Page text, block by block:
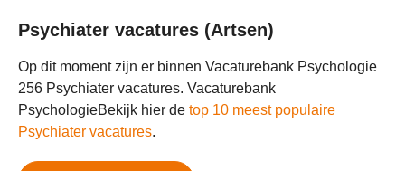
Psychiater vacatures (Artsen)
Op dit moment zijn er binnen Vacaturebank Psychologie
256 Psychiater vacatures. Vacaturebank
PsychologieBekijk hier de top 10 meest populaire
Psychiater vacatures.